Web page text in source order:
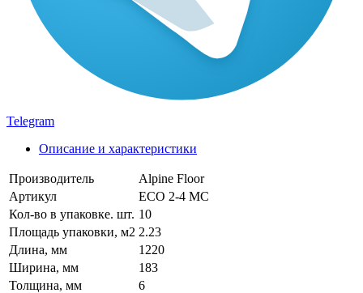
Telegram
Описание и характеристики
Производитель
Alpine Floor
Артикул
ECO 2-4 MC
Кол-во в упаковке. шт. 10
Площадь упаковки, м2 2.23
Длина, мм
1220
Ширина, мм
183
Толщина, мм
6